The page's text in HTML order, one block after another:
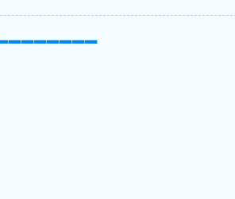
尾▂▂▂▂▂▂▂▂